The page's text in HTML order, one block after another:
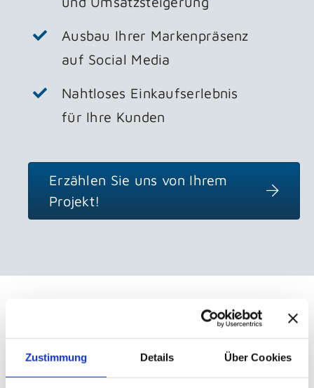
Zustimmung Details Über Cookies
Ausbau Ihrer Markenpräsenz
auf Social Media
Nahtloses Einkaufserlebnis
für Ihre Kunden
Erzählen Sie uns von Ihrem
Projekt!
Ihr Weg zum erfolg­­reichen
Social Media Marketing